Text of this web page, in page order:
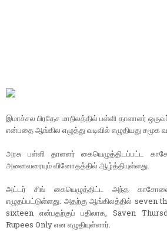
இமாச்சல பிரதேச மாநிலத்தில் பள்ளி தாளாளர்
என்பதை ஆங்கில எழுத்து வடிவில் எழுதியது
அரசு பள்ளி தாளளர் கையெழுத்திடப்பட்ட
அனைவரையும் வினோதத்தில் ஆழ்த்தியுள்ளது.
அட்டர் சிங் கையெழுத்திட்ட அந்த
எழுதப்பட்டுள்ளது. அதற்கு ஆங்கிலத்தில் seven
sixteen என்பதற்குப் பதிலாக, Saven
Rupees Only என எழுதியுள்ளார்.